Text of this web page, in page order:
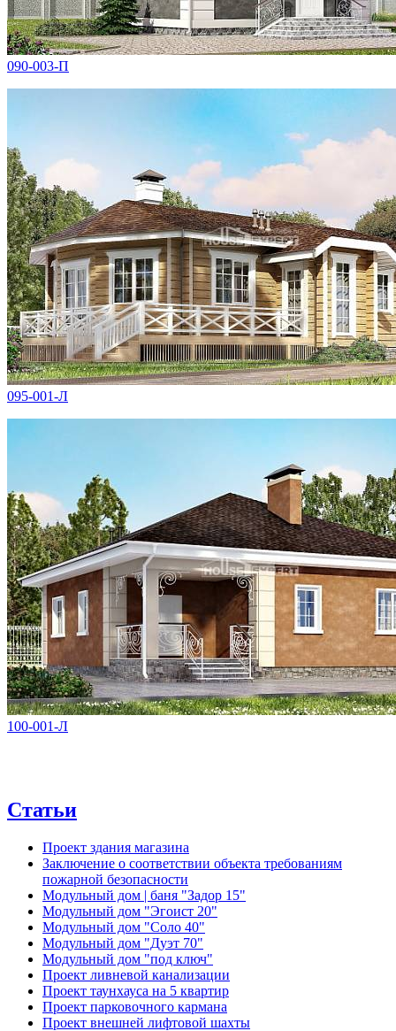
090-003-П
095-001-Л
100-001-Л
Статьи
Проект здания магазина
Заключение о соответствии объекта требованиям
пожарной безопасности
Модульный дом | баня "Задор 15"
Модульный дом "Эгоист 20"
Модульный дом "Соло 40"
Модульный дом "Дуэт 70"
Модульный дом "под ключ"
Проект ливневой канализации
Проект таунхауса на 5 квартир
Проект парковочного кармана
Проект внешней лифтовой шахты